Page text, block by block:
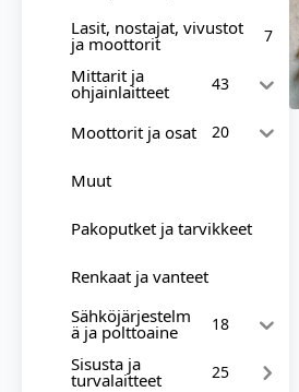
Lasit, nostajat, vivustot
ja moottorit 7
Mittarit ja
ohjainlaitteet 43
Moottorit ja osat 20
Muut
Pakoputket ja tarvikkeet
Renkaat ja vanteet
Sähköjärjestelm
ä ja polttoaine 18
Sisusta ja
turvalaitteet 25